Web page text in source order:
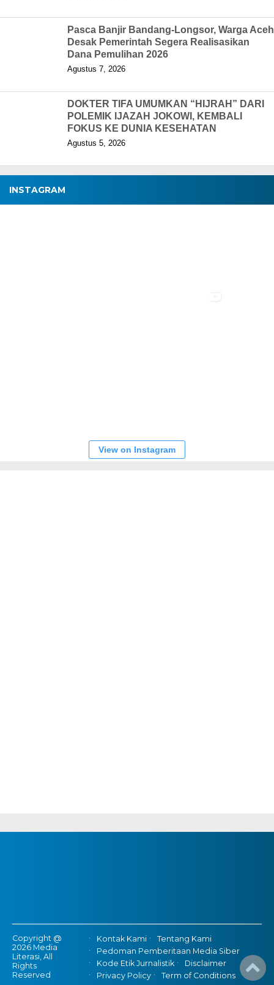
Pasca Banjir Bandang-Longsor, Warga Aceh
Desak Pemerintah Segera Realisasikan
Dana Pemulihan 2026
Agustus 7, 2026
DOKTER TIFA UMUMKAN “HIJRAH” DARI
POLEMIK IJAZAH JOKOWI, KEMBALI
FOKUS KE DUNIA KESEHATAN
Agustus 5, 2026
INSTAGRAM
View on Instagram
Copyright @
2026 Media
Literasi, All
Rights
Reserved
Kontak Kami
Tentang Kami
Pedoman Pemberitaan Media Siber
Kode Etik Jurnalistik
Disclaimer
Privacy Policy
Term of Conditions